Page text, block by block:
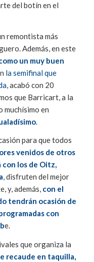
del botín en el
remontista más
Además, en este
un muy buen
la semifinal que
, acabó con 20
que Barricart, a la
muchísimo en
.
para que todos
venidos de otros
los de Oitz,
, disfruten del mejor
y, además,con el
tendrán ocasión de
con
e.
que organiza la
recaude en taquilla,